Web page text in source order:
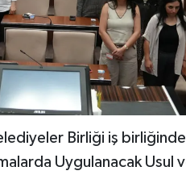
Birliği iş
Uygulanacak Usul